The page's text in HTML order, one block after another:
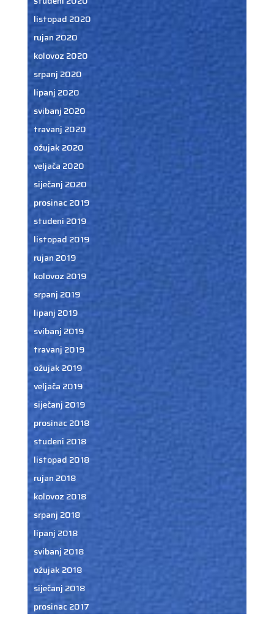
listopad 2020
rujan 2020
kolovoz 2020
srpanj 2020
lipanj 2020
svibanj 2020
travanj 2020
ožujak 2020
veljača 2020
siječanj 2020
prosinac 2019
studeni 2019
listopad 2019
rujan 2019
kolovoz 2019
srpanj 2019
lipanj 2019
svibanj 2019
travanj 2019
ožujak 2019
veljača 2019
siječanj 2019
prosinac 2018
studeni 2018
listopad 2018
rujan 2018
kolovoz 2018
srpanj 2018
lipanj 2018
svibanj 2018
ožujak 2018
siječanj 2018
prosinac 2017